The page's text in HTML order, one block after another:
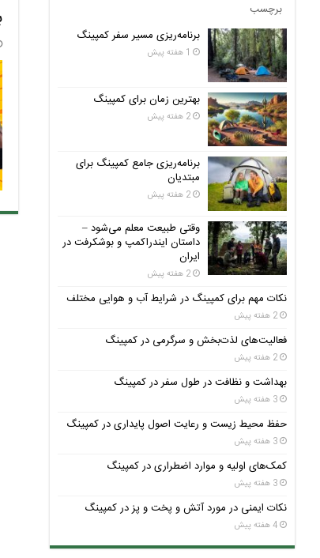
برچسب
برنامه‌ریزی مسیر سفر کمپینگ
1 هفته پیش
بهترین زمان برای کمپینگ
2 هفته پیش
برنامه‌ریزی جامع کمپینگ برای
مبتدیان
2 هفته پیش
وقتی طبیعت معلم می‌شود –
داستان ایندراکمپ و بوشکرفت در
ایران
2 هفته پیش
نکات مهم برای کمپینگ در شرایط آب و هوایی مختلف
2 هفته پیش
فعالیت‌های لذت‌بخش و سرگرمی در کمپینگ
2 هفته پیش
بهداشت و نظافت در طول سفر در کمپینگ
3 هفته پیش
حفظ محیط زیست و رعایت اصول پایداری در کمپینگ
3 هفته پیش
کمک‌های اولیه و موارد اضطراری در کمپینگ
3 هفته پیش
نکات ایمنی در مورد آتش و پخت و پز در کمپینگ
4 هفته پیش